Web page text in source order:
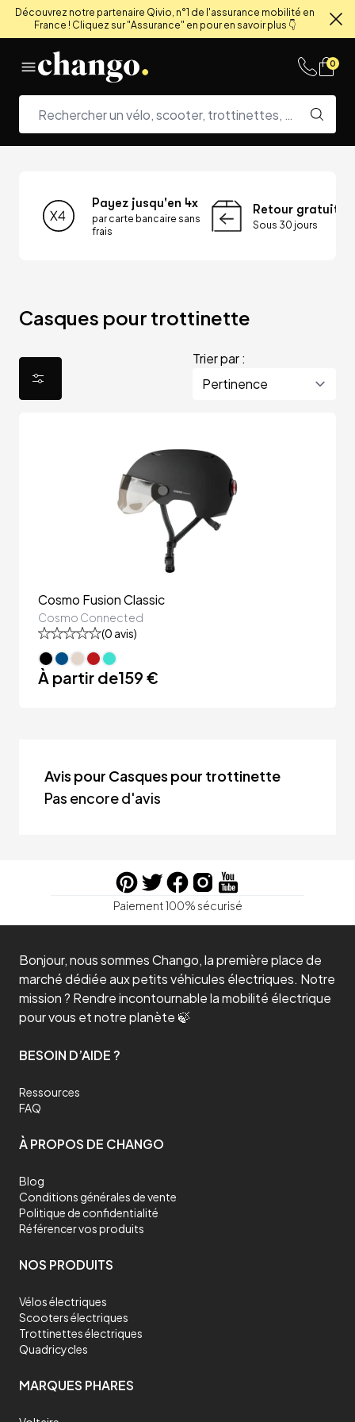
Découvrez notre partenaire Qivio, n°1 de l'assurance mobilité en
France ! Cliquez sur "Assurance" en pour en savoir plus 👇
0
Payez jusqu'en 4x
par carte bancaire sans
frais
Retour gratuit
Sous 30 jours
Casques pour trottinette
Trier par :
Cosmo Fusion Classic
Cosmo Connected
(0 avis)
À partir de159 €
Avis pour Casques pour trottinette
Pas encore d'avis
Paiement 100% sécurisé
Bonjour, nous sommes Chango, la première place de
marché dédiée aux petits véhicules électriques. Notre
mission ? Rendre incontournable la mobilité électrique
pour vous et notre planète 🍃
BESOIN D’AIDE ?
Ressources
FAQ
À PROPOS DE CHANGO
Blog
Conditions générales de vente
Politique de confidentialité
Référencer vos produits
NOS PRODUITS
Vélos électriques
Scooters électriques
Trottinettes électriques
Quadricycles
MARQUES PHARES